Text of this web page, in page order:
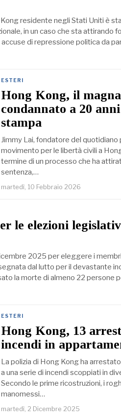
residente negli Stati Uniti è
in un caso che sta attirando
di repressione politica da
ESTERI
Hong Kong, il
condannato a 20
stampa
Jimmy Lai, fondatore del
movimento per le libertà civili a
termine di un processo che ha
sentenza,…
martedì, 10 Febbraio 2026
le elezioni
2025 per eleggere i
dal lutto per il devastante
la morte di almeno 22 persone
ESTERI
Hong Kong, 13
incendi in
La polizia di Hong Kong ha
a una serie di incendi scoppiati in
Secondo le prime ricostruzioni, i
manomessi…
martedì, 2 Dicembre 2025